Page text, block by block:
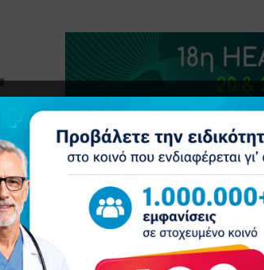
Δελτία Τύπου Προβολή Ιατρού
αναβάθμιση: Τέλος στην ταλαιπωρία με